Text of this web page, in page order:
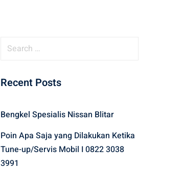
r
h
o
r
:
Recent Posts
Bengkel Spesialis Nissan Blitar
Poin Apa Saja yang Dilakukan Ketika
Tune-up/Servis Mobil I 0822 3038
3991